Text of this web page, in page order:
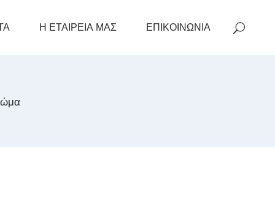
Η ΕΤΑΙΡΕΙΑ ΜΑΣ ΕΠΙΚΟΙΝΩΝΙΑ